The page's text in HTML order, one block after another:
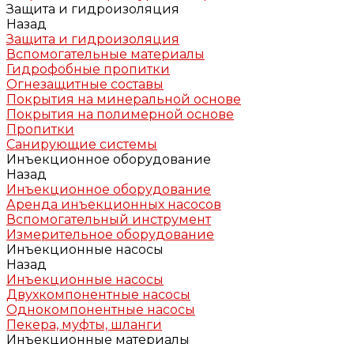
Защита и гидроизоляция
Назад
Защита и гидроизоляция
Вспомогательные материалы
Гидрофобные пропитки
Огнезащитные составы
Покрытия на минеральной основе
Покрытия на полимерной основе
Пропитки
Санирующие системы
Инъекционное оборудование
Назад
Инъекционное оборудование
Аренда инъекционных насосов
Вспомогательный инструмент
Измерительное оборудование
Инъекционные насосы
Назад
Инъекционные насосы
Двухкомпонентные насосы
Однокомпонентные насосы
Пекера, муфты, шланги
Инъекционные материалы